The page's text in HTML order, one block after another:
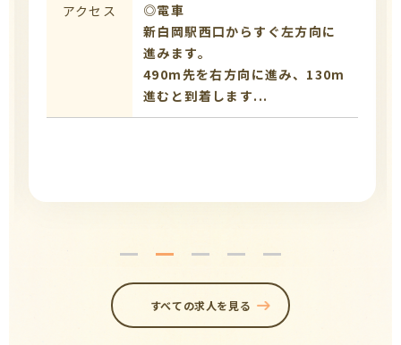
アクセス
◎電車
新白岡駅西口からすぐ左方向に
進みます。
490m先を右方向に進み、130m
進むと到着します...
すべての求人を見る